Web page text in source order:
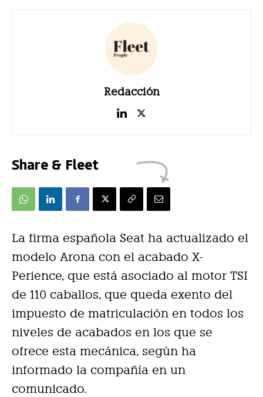
Redacción
Share & Fleet
La firma española Seat ha actualizado el
modelo Arona con el acabado X-
Perience, que está asociado al motor TSI
de 110 caballos, que queda exento del
impuesto de matriculación en todos los
niveles de acabados en los que se
ofrece esta mecánica, según ha
informado la compañía en un
comunicado.